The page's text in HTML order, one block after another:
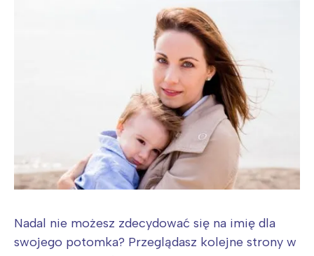
Nadal nie możesz zdecydować się na imię dla
swojego potomka? Przeglądasz kolejne strony w